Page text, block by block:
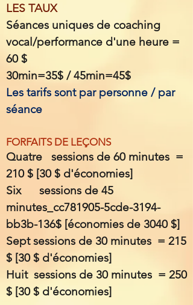
LES TAUX
Séances uniques de coaching
vocal/performance d'une heure =
60 $
30min=35$ / 45min=45$
Les tarifs sont par personne / par
séance
FORFAITS DE LEÇONS
Quatre sessions de 60 minutes =
210 $ [30 $ d'économies]
Six sessions de 45
minutes_cc781905-5cde-3194-
bb3b-136$ [économies de 3040 $]
Sept sessions de 30 minutes = 215
$ [30 $ d'économies]
Huit sessions de 30 minutes = 250
$ [30 $ d'économies]